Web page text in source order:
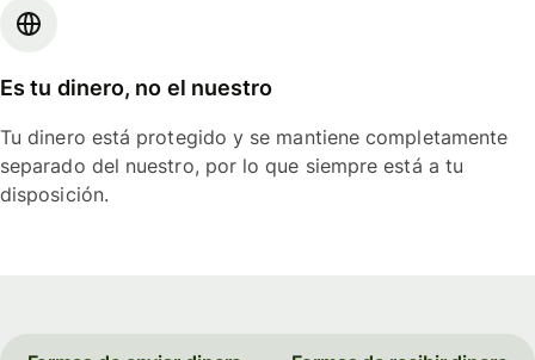
Es tu dinero, no el nuestro
Tu dinero está protegido y se mantiene completamente
separado del nuestro, por lo que siempre está a tu
disposición.